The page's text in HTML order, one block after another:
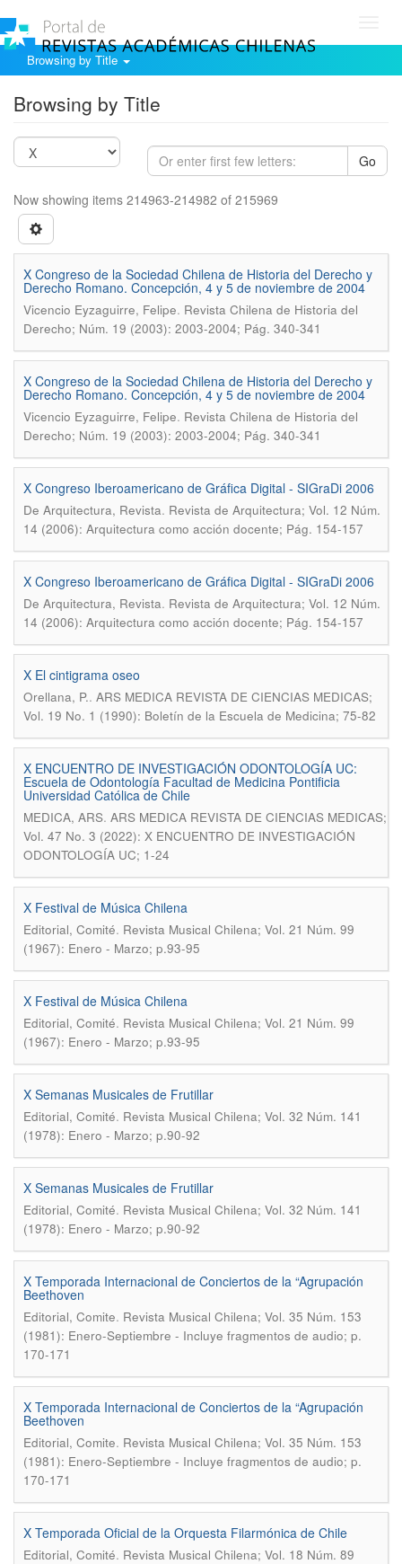
Browsing by Title
Browsing by Title
Go
Now showing items 214963-214982 of 215969
X Congreso de la Sociedad Chilena de Historia del Derecho y
Derecho Romano. Concepción, 4 y 5 de noviembre de 2004
Vicencio Eyzaguirre, Felipe. Revista Chilena de Historia del
Derecho; Núm. 19 (2003): 2003-2004; Pág. 340-341
X Congreso de la Sociedad Chilena de Historia del Derecho y
Derecho Romano. Concepción, 4 y 5 de noviembre de 2004
Vicencio Eyzaguirre, Felipe. Revista Chilena de Historia del
Derecho; Núm. 19 (2003): 2003-2004; Pág. 340-341
X Congreso Iberoamericano de Gráfica Digital - SIGraDi 2006
De Arquitectura, Revista. Revista de Arquitectura; Vol. 12 Núm.
14 (2006): Arquitectura como acción docente; Pág. 154-157
X Congreso Iberoamericano de Gráfica Digital - SIGraDi 2006
De Arquitectura, Revista. Revista de Arquitectura; Vol. 12 Núm.
14 (2006): Arquitectura como acción docente; Pág. 154-157
X El cintigrama oseo
Orellana, P.. ARS MEDICA REVISTA DE CIENCIAS MEDICAS;
Vol. 19 No. 1 (1990): Boletín de la Escuela de Medicina; 75-82
X ENCUENTRO DE INVESTIGACIÓN ODONTOLOGÍA UC:
Escuela de Odontología Facultad de Medicina Pontificia
Universidad Católica de Chile
MEDICA, ARS. ARS MEDICA REVISTA DE CIENCIAS MEDICAS;
Vol. 47 No. 3 (2022): X ENCUENTRO DE INVESTIGACIÓN
ODONTOLOGÍA UC; 1-24
X Festival de Música Chilena
Editorial, Comité. Revista Musical Chilena; Vol. 21 Núm. 99
(1967): Enero - Marzo; p.93-95
X Festival de Música Chilena
Editorial, Comité. Revista Musical Chilena; Vol. 21 Núm. 99
(1967): Enero - Marzo; p.93-95
X Semanas Musicales de Frutillar
Editorial, Comité. Revista Musical Chilena; Vol. 32 Núm. 141
(1978): Enero - Marzo; p.90-92
X Semanas Musicales de Frutillar
Editorial, Comité. Revista Musical Chilena; Vol. 32 Núm. 141
(1978): Enero - Marzo; p.90-92
X Temporada Internacional de Conciertos de la “Agrupación
Beethoven
Editorial, Comite. Revista Musical Chilena; Vol. 35 Núm. 153
(1981): Enero-Septiembre - Incluye fragmentos de audio; p.
170-171
X Temporada Internacional de Conciertos de la “Agrupación
Beethoven
Editorial, Comite. Revista Musical Chilena; Vol. 35 Núm. 153
(1981): Enero-Septiembre - Incluye fragmentos de audio; p.
170-171
X Temporada Oficial de la Orquesta Filarmónica de Chile
Editorial, Comité. Revista Musical Chilena; Vol. 18 Núm. 89